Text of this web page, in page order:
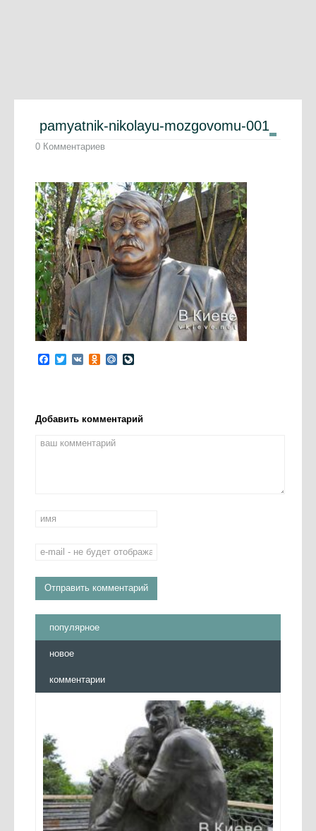
pamyatnik-nikolayu-mozgovomu-001
0 Комментариев
Facebook
Twitter
VK Odnoklassniki
Mail.Ru
Добавить комментарий
популярное
новое
комментарии